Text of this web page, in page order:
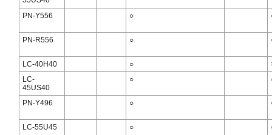
PN-Y556 ○
PN-R556 ○
LC-40H40 ○
LC-
45US40
○
PN-Y496 ○
LC-55U45 ○